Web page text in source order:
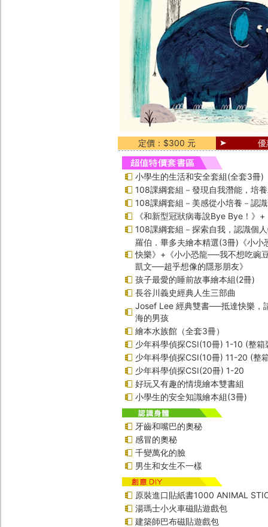
定價：$300 元
小學生的生活和安全套組(全套3冊)
108課綱套組－發現自我潛能，培
108課綱套組－美感從小培養－認
《和新型冠狀病毒說Bye Bye！》
108課綱套組－探索自我，認識個
羅伯．畢多夫繪本精選(3冊)《小
快樂》+《小小恐龍──我不想吃豌
凱文──超乎想像的隱形朋友》
孩子最愛的睡前故事繪本組(2冊)
長谷川義史經典人生三部曲
Josef Lee 經典雙書──抵達快樂，
海的男孩
繪本水族館（全套3冊）
少年科學偵探CSI(10冊) 1-10 (整箱
少年科學偵探CSI(10冊) 11-20 (整
少年科學偵探CSI(20冊) 1-20
好玩又有趣的情境繪本雙書組
小學生的安全知識繪本組(3冊)
牙齒和嘴巴的奧秘
感冒的奧秘
千變萬化的臉
男生和女生不一樣
原裝進口貼紙書1000 ANIMAL
湯瑪士小火車磁貼遊戲包
建築師巴布磁貼遊戲包